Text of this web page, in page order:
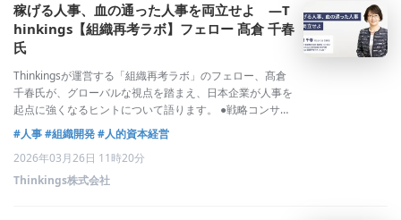
稼げる人事、血の通った人事を両立せよ ―T
hinkings【組織再考ラボ】フェロー 髙倉 千春
氏
Thinkingsが運営する「組織再考ラボ」のフェロー、髙倉
千春氏が、グローバルな視点を踏まえ、日本企業が人事を
起点に強くなるヒントについて語ります。 ●戦略コンサル
から人事へ。共進化の原点──人事領域に軸足を移された
転機について教えてください。キャリアのスタートは農林
水産省でした。行政
#人事#組織開発#人的資本経営
2026年03月26日 11時20分
Thinkings株式会社